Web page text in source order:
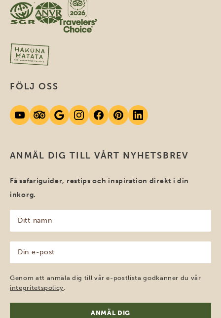
ANMÄL DIG TILL VÅRT NYHETSBREV
Få safariguider, restips och inspiration direkt i din
inkorg.
namn
(Obligatoriskt)
post
(Obligatoriskt)
Genom att anmäla dig till vår e-postlista godkänner du vår
integritetspolicy
FÖLJ OSS